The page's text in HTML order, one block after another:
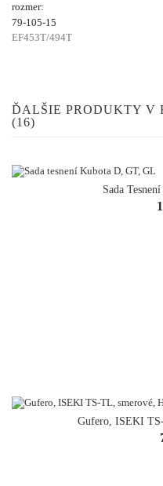
rozmer:
79-105-15
EF453T/494T
ĎALŠIE PRODUKTY V
(16)
Sada
Gufero, ISEKI